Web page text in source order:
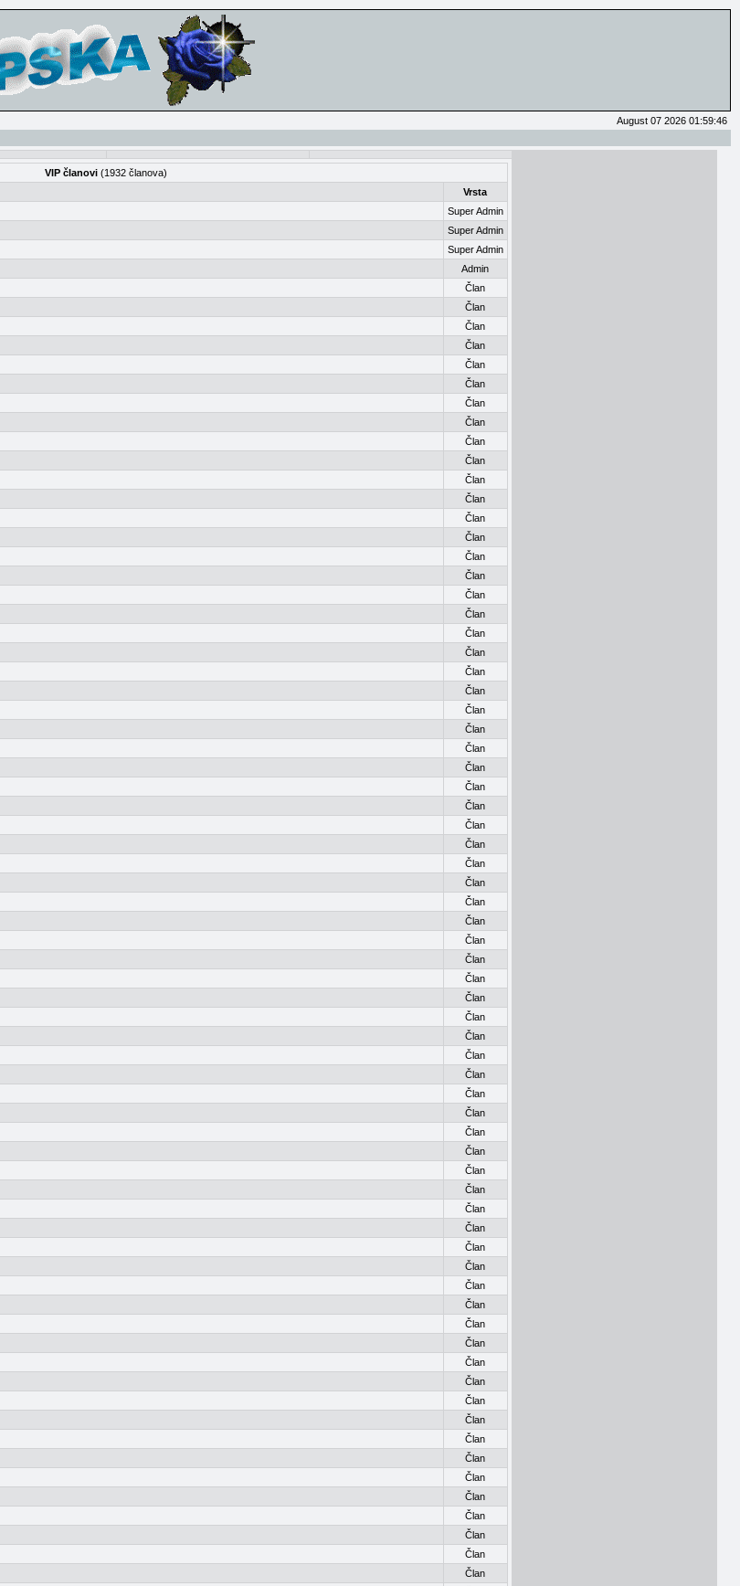
August 07 2026 01:59:46
VIP članovi (1932 članova)
Vrsta
Super Admin
Super Admin
Super Admin
Admin
Član
Član
Član
Član
Član
Član
Član
Član
Član
Član
Član
Član
Član
Član
Član
Član
Član
Član
Član
Član
Član
Član
Član
Član
Član
Član
Član
Član
Član
Član
Član
Član
Član
Član
Član
Član
Član
Član
Član
Član
Član
Član
Član
Član
Član
Član
Član
Član
Član
Član
Član
Član
Član
Član
Član
Član
Član
Član
Član
Član
Član
Član
Član
Član
Član
Član
Član
Član